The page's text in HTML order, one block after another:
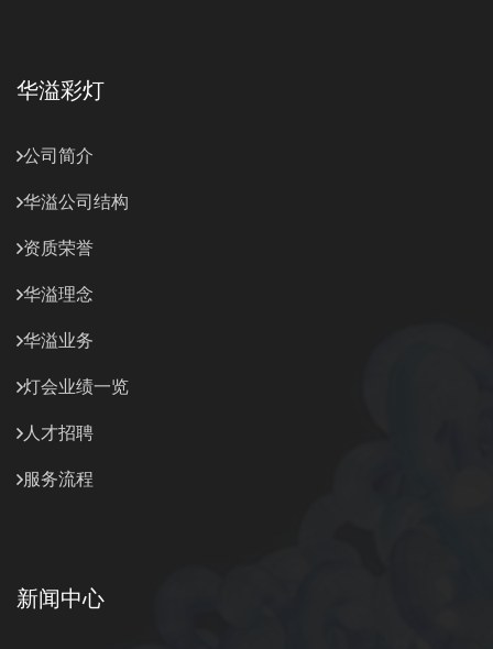
华溢彩灯
公司简介
华溢公司结构
资质荣誉
华溢理念
华溢业务
灯会业绩一览
人才招聘
服务流程
新闻中心